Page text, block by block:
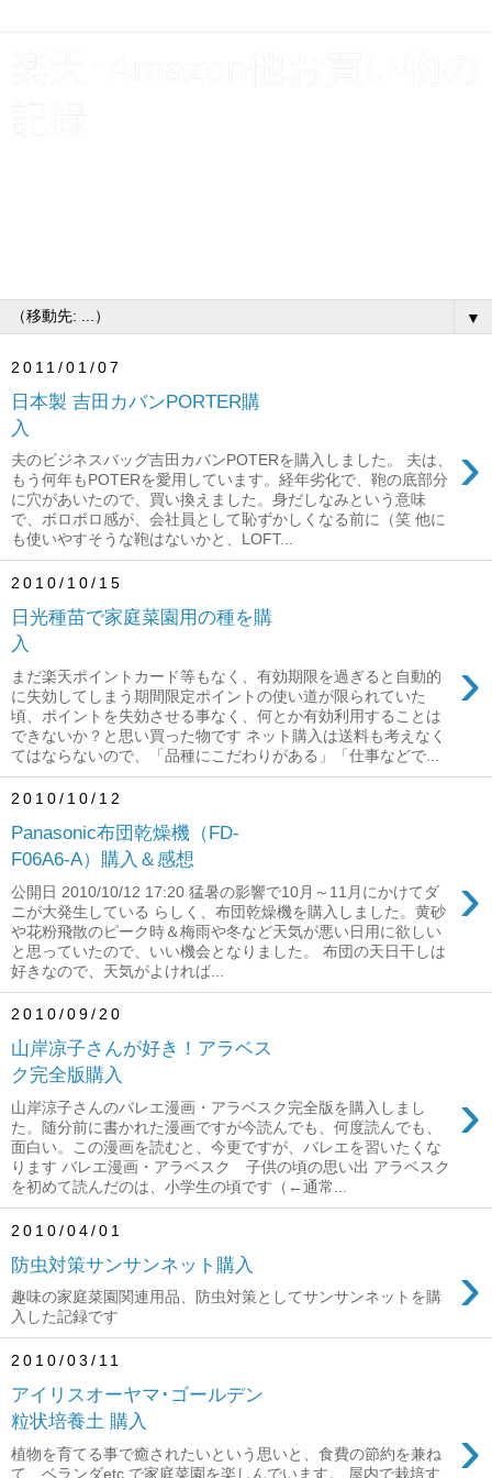
▼
2011/01/07
日本製 吉田カバンPORTER購
入
›
夫のビジネスバッグ吉田カバンPOTERを購入しました。 夫は、
もう何年もPOTERを愛用しています。経年劣化で、鞄の底部分
に穴があいたので、買い換えました。身だしなみという意味
で、ボロボロ感が、会社員として恥ずかしくなる前に（笑 他に
も使いやすそうな鞄はないかと、LOFT...
2010/10/15
日光種苗で家庭菜園用の種を購
入
›
まだ楽天ポイントカード等もなく、有効期限を過ぎると自動的
に失効してしまう期間限定ポイントの使い道が限られていた
頃、ポイントを失効させる事なく、何とか有効利用することは
できないか？と思い買った物です ネット購入は送料も考えなく
てはならないので、「品種にこだわりがある」「仕事などで...
2010/10/12
Panasonic布団乾燥機（FD-
F06A6-A）購入＆感想
›
公開日 2010/10/12 17:20 猛暑の影響で10月～11月にかけてダ
ニが大発生している らしく、布団乾燥機を購入しました。黄砂
や花粉飛散のピーク時＆梅雨や冬など天気が悪い日用に欲しい
と思っていたので、いい機会となりました。 布団の天日干しは
好きなので、天気がよければ...
2010/09/20
山岸凉子さんが好き！アラベス
ク完全版購入
›
山岸涼子さんのバレエ漫画・アラベスク完全版を購入しまし
た。随分前に書かれた漫画ですが今読んでも、何度読んでも、
面白い。この漫画を読むと、今更ですが、バレエを習いたくな
ります バレエ漫画・アラベスク 子供の頃の思い出 アラベスク
を初めて読んだのは、小学生の頃です（←通常...
2010/04/01
防虫対策サンサンネット購入 ›
趣味の家庭菜園関連用品、防虫対策としてサンサンネットを購
入した記録です
2010/03/11
アイリスオーヤマ･ゴールデン
粒状培養土 購入
›
植物を育てる事で癒されたいという思いと、食費の節約を兼ね
て、ベランダetc.で家庭菜園を楽しんでいます。 屋内で栽培す